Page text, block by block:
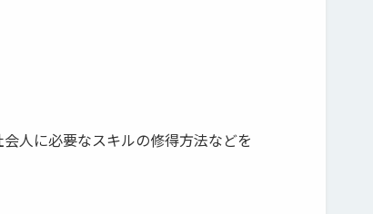
人に必要なスキルの修得方法などを